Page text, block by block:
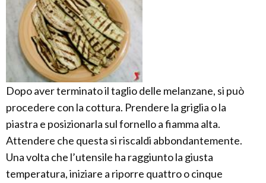
Dopo aver terminato il taglio delle melanzane, si può
procedere con la cottura. Prendere la griglia o la
piastra e posizionarla sul fornello a fiamma alta.
Attendere che questa si riscaldi abbondantemente.
Una volta che l’utensile ha raggiunto la giusta
temperatura, iniziare a riporre quattro o cinque